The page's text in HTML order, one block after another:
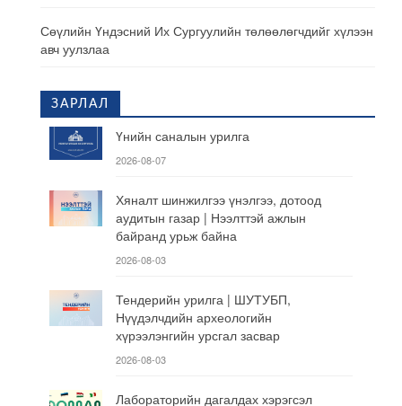
Сөүлийн Үндэсний Их Сургуулийн төлөөлөгчдийг хүлээн
авч уулзлаа
ЗАРЛАЛ
Үнийн саналын урилга
2026-08-07
Хяналт шинжилгээ үнэлгээ, дотоод
аудитын газар | Нээлттэй ажлын
байранд урьж байна
2026-08-03
Тендерийн урилга | ШУТУБП,
Нүүдэлчдийн археологийн
хүрээлэнгийн урсгал засвар
2026-08-03
Лабораторийн дагалдах хэрэгсэл